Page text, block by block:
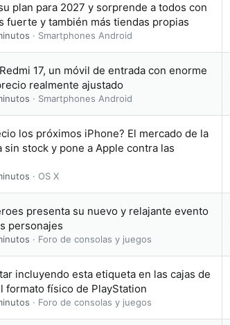
plan para 2027 y sorprende a todos con
fuerte y también más tiendas propias
Smartphones Android
17, un móvil de entrada con enorme
realmente ajustado
Smartphones Android
los próximos iPhone? El mercado de la
sin stock y pone a Apple contra las
OS X
presenta su nuevo y relajante evento
personajes
Foro de consolas y juegos
incluyendo esta etiqueta en las cajas de
formato físico de PlayStation
Foro de consolas y juegos